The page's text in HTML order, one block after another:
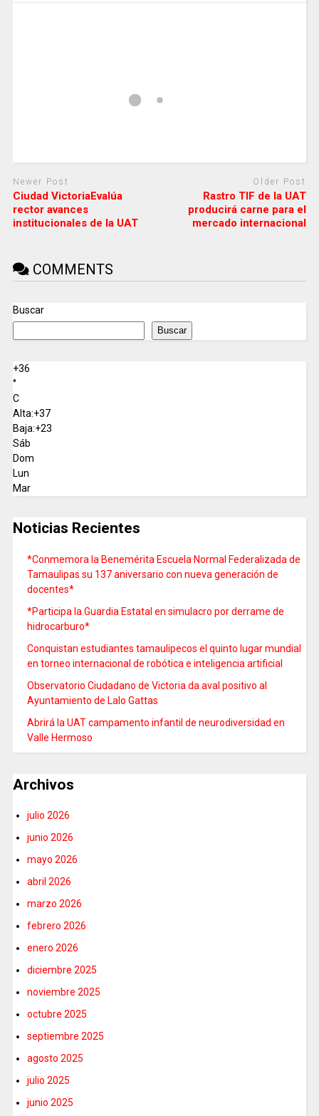
Newer Post
Ciudad VictoriaEvalúa
rector avances
institucionales de la UAT
Older Post
Rastro TIF de la UAT
producirá carne para el
mercado internacional
COMMENTS
Buscar
Buscar
+36
°
C
Alta:+37
Baja:+23
Sáb
Dom
Lun
Mar
Noticias Recientes
*Conmemora la Benemérita Escuela Normal Federalizada de
Tamaulipas su 137 aniversario con nueva generación de
docentes*
*Participa la Guardia Estatal en simulacro por derrame de
hidrocarburo*
Conquistan estudiantes tamaulipecos el quinto lugar mundial
en torneo internacional de robótica e inteligencia artificial
Observatorio Ciudadano de Victoria da aval positivo al
Ayuntamiento de Lalo Gattas
Abrirá la UAT campamento infantil de neurodiversidad en
Valle Hermoso
Archivos
julio 2026
junio 2026
mayo 2026
abril 2026
marzo 2026
febrero 2026
enero 2026
diciembre 2025
noviembre 2025
octubre 2025
septiembre 2025
agosto 2025
julio 2025
junio 2025